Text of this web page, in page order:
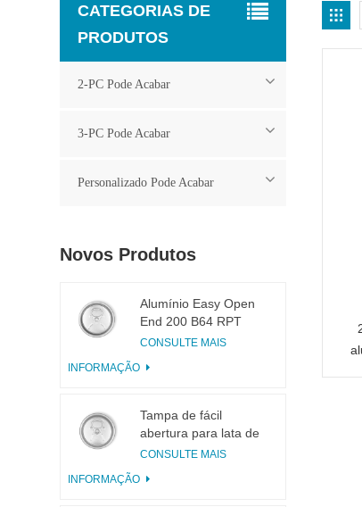
CATEGORIAS DE
PRODUTOS
2-PC Pode Acabar
3-PC Pode Acabar
Personalizado Pode Acabar
Novos Produtos
Alumínio Easy Open
End 200 B64 RPT
LOE
CONSULTE MAIS
INFORMAÇÃO
Tampa de fácil
abertura para lata de
bebidas 200 B64 RPT
CONSULTE MAIS
INFORMAÇÃO